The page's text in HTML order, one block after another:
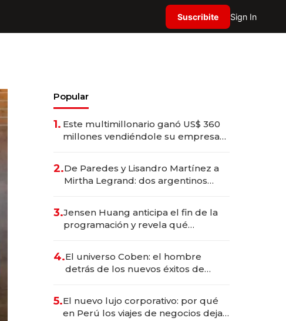
Suscribite Sign In
Popular
1. Este multimillonario ganó US$ 360
millones vendiéndole su empresa
2.De Paredes y Lisandro Martínez a
Mirtha Legrand: dos argentinos
3.Jensen Huang anticipa el fin de la
programación y revela qué
4.El universo Coben: el hombre
detrás de los nuevos éxitos de
5.El nuevo lujo corporativo: por qué
en Perú los viajes de negocios dejan